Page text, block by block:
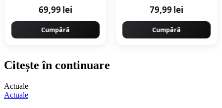
69,99 lei
Cumpără
79,99 lei
Cumpără
Citește în continuare
Actuale
Actuale